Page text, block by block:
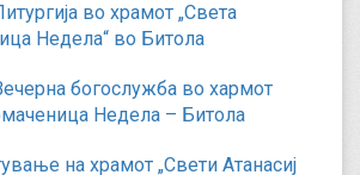
во храмот „Света
Недела“ во Битола
богослужба во хармот
Недела – Битола
на храмот „Свети Атанасиј